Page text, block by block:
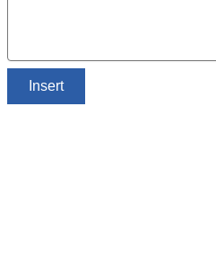
Insert